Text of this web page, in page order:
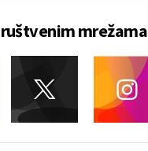
mrežama